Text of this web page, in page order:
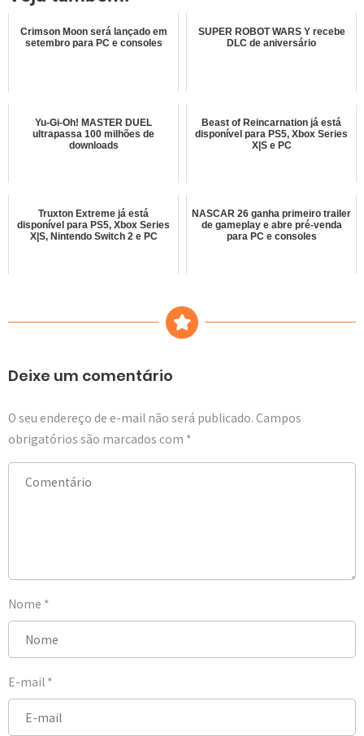
Crimson Moon será lançado em
setembro para PC e consoles
SUPER ROBOT WARS Y recebe
DLC de aniversário
Yu-Gi-Oh! MASTER DUEL
ultrapassa 100 milhões de
downloads
Beast of Reincarnation já está
disponível para PS5, Xbox Series
X|S e PC
Truxton Extreme já está
disponível para PS5, Xbox Series
X|S, Nintendo Switch 2 e PC
NASCAR 26 ganha primeiro trailer
de gameplay e abre pré-venda
para PC e consoles
Deixe um comentário
O seu endereço de e-mail não será publicado. Campos
obrigatórios são marcados com *
Nome *
E-mail *